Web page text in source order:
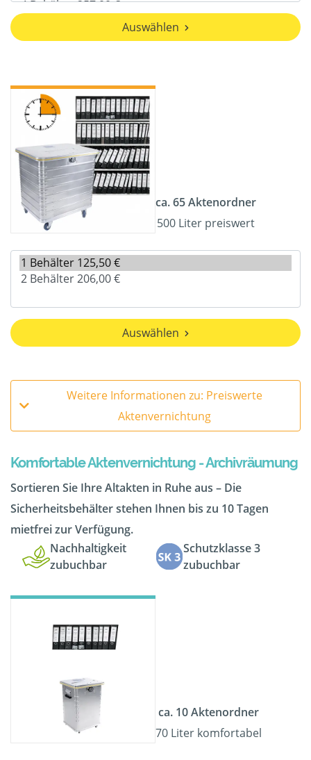
Auswählen
ca. 65 Aktenordner
500 Liter preiswert
Auswählen
Weitere Informationen zu: Preiswerte
Aktenvernichtung
Komfortable Aktenvernichtung - Archivräumung
Sortieren Sie Ihre Altakten in Ruhe aus – Die
Sicherheitsbehälter stehen Ihnen bis zu 10 Tagen
mietfrei zur Verfügung.
Nachhaltigkeit
zubuchbar
Schutzklasse 3
zubuchbar
ca. 10 Aktenordner
70 Liter komfortabel